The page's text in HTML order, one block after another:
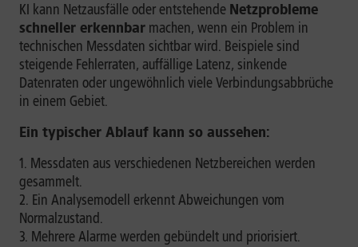
KI kann Netzausfälle oder entstehende Netzprobleme
schneller erkennbar machen, wenn ein Problem in
technischen Messdaten sichtbar wird. Beispiele sind
steigende Fehlerraten, auffällige Latenz, sinkende
Datenraten oder ungewöhnlich viele Verbindungsabbrüche
in einem Gebiet.
Ein typischer Ablauf kann so aussehen:
Messdaten aus verschiedenen Netzbereichen werden
gesammelt.
Ein Analysemodell erkennt Abweichungen vom
Normalzustand.
Mehrere Alarme werden gebündelt und priorisiert.